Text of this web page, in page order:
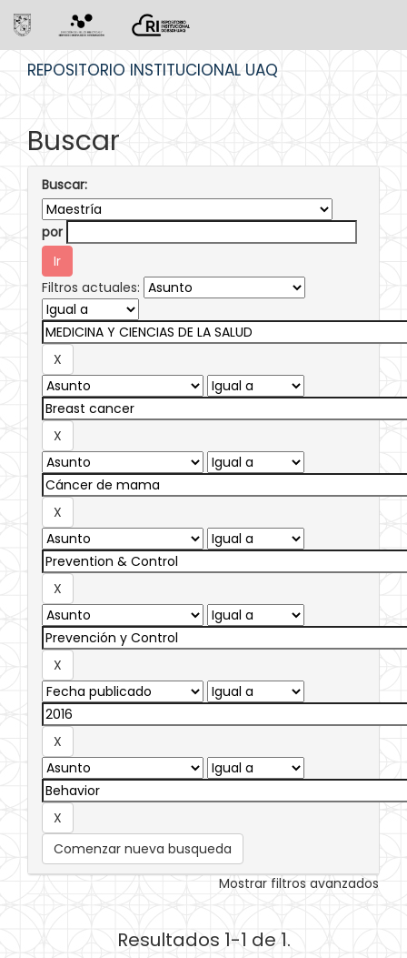
REPOSITORIO INSTITUCIONAL UAQ
Buscar
Buscar:
por
Filtros actuales:
Comenzar nueva busqueda
Mostrar filtros avanzados
Resultados 1-1 de 1.